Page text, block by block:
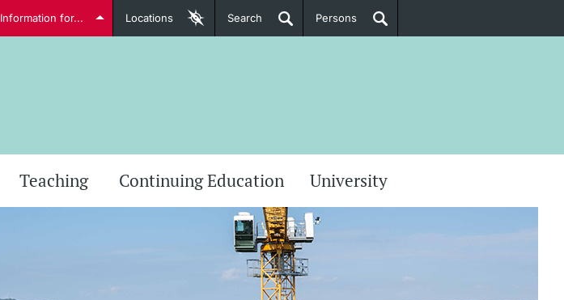
Information for... Locations Search Persons
Teaching Continuing Education University